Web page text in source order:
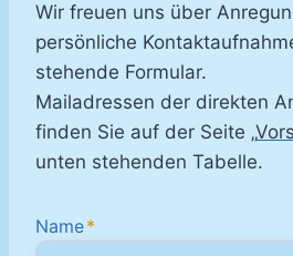
Wir freuen uns über
persönliche
stehende Formular.
Mailadressen der direkten
finden Sie auf der Seite „
unten stehenden Tabelle.
Name*